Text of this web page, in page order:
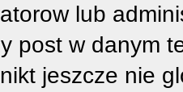
lub
post w danym
jeszcze nie